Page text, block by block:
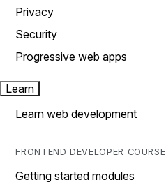
Privacy
Security
Progressive web apps
Learn
Learn web development
FRONTEND DEVELOPER COURSE
Getting started modules